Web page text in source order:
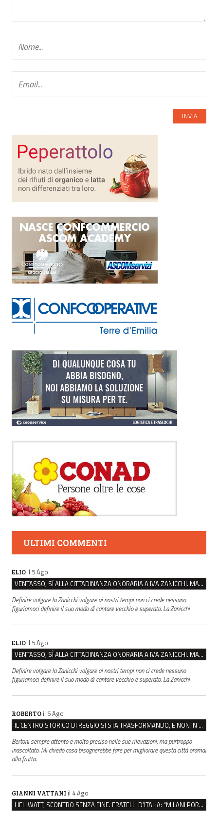
ULTIMI COMMENTI
ELIO il 5 Ago
VENTASSO, SÌ ALLA CITTADINANZA ONORARIA A IVA ZANICCHI. MA BARGIACCHI: “È DI PESSIMO GUSTO”
Definire volgare la Zanicchi volgare ai nostri tempi non ci crede nessuno
figuriamoci definire il suo modo di cantare vecchio e superato. La Zanicchi
ELIO il 5 Ago
VENTASSO, SÌ ALLA CITTADINANZA ONORARIA A IVA ZANICCHI. MA BARGIACCHI: “È DI PESSIMO GUSTO”
Definire volgare la Zanicchi volgare ai nostri tempi non ci crede nessuno
figuriamoci definire il suo modo di cantare vecchio e superato. La Zanicchi
ROBERTO il 5 Ago
IL CENTRO STORICO DI REGGIO SI STA TRASFORMANDO, E NON IN MEGLIO
Bertoni sempre attento e molto preciso nelle sue rilevazioni, ma purtroppo
inascoltato. Mi chiedo cosa bisognerebbe fare per migliorare questa città oramai
alla frutta.
GIANNI VATTANI il 4 Ago
HELLWATT, SCONTRO SENZA FINE. FRATELLI D’ITALIA: “MILANI PORTA DOCUMENTI, DE FRANCO INSULTI”